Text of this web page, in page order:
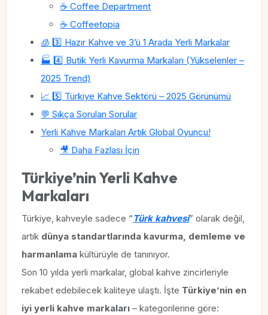
☕ Coffee Department
☕ Coffeetopia
🧊 3️⃣ Hazır Kahve ve 3’ü 1 Arada Yerli Markalar
🏭 4️⃣ Butik Yerli Kavurma Markaları (Yükselenler –
2025 Trend)
📈 5️⃣ Türkiye Kahve Sektörü – 2025 Görünümü
💬 Sıkça Sorulan Sorular
Yerli Kahve Markaları Artık Global Oyuncu!
🎥 Daha Fazlası İçin
Türkiye’nin Yerli Kahve
Markaları
Türkiye, kahveyle sadece “ Türk kahvesi” olarak değil,
artık dünya standartlarında kavurma, demleme ve
harmanlama kültürüyle de tanınıyor.
Son 10 yılda yerli markalar, global kahve zincirleriyle
rekabet edebilecek kaliteye ulaştı. İşte Türkiye’nin en
iyi yerli kahve markaları – kategorilerine göre: